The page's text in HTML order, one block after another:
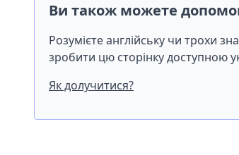
Ви також можете
Розумієте англійську чи трохи
зробити цю сторінку доступною
Як долучитися?